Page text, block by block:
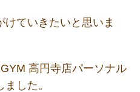
ていきたいと思いま
高円寺店パーソナル
した。